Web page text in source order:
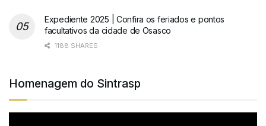
Expediente 2025 | Confira os feriados e pontos
facultativos da cidade de Osasco
1188 SHARES
Homenagem do Sintrasp